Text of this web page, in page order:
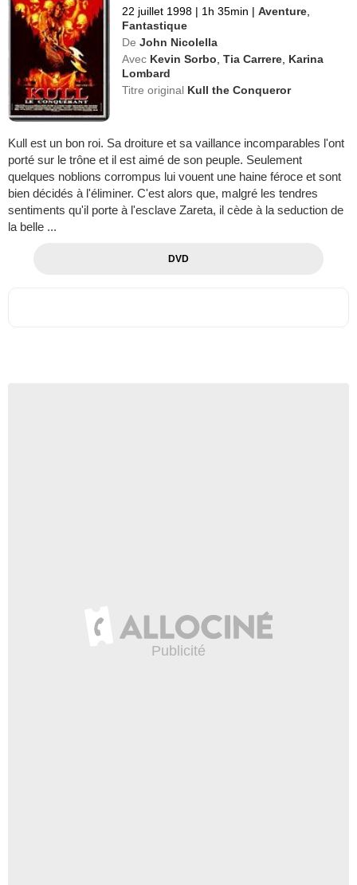
22 juillet 1998 | 1h 35min | Aventure
Fantastique
De John Nicolella
Avec Kevin Sorbo ,Tia Carrere Karina
Lombard
Titre original Kull the Conqueror
Kull est un bon roi. Sa droiture et sa vaillance incomparables l'ont
porté sur le trône et il est aimé de son peuple. Seulement
quelques noblions corrompus lui vouent une haine féroce et sont
bien décidés à l'éliminer. C'est alors que, malgré les tendres
sentiments qu'il porte à l'esclave Zareta, il cède à la seduction de
la belle ...
DVD